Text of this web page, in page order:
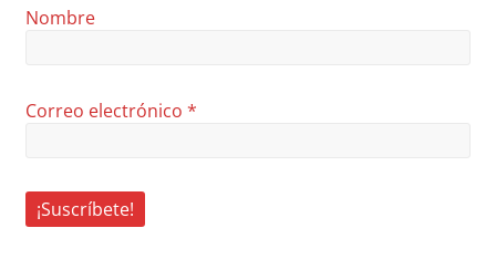
Nombre
Correo electrónico*